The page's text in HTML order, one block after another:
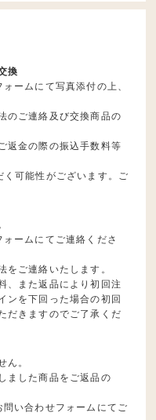
換
ームにて写真添付の上、
のご連絡及び交換商品の
返金の際の振込手数料等
可能性がございます。ご
ームにてご連絡くださ
をご連絡いたします。
、また返品により初回注
ンを下回った場合の初回
だきますのでご了承くだ
ん。
ました商品をご返品の
い合わせフォームにてご